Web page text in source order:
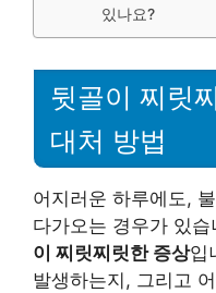
있나요?
뒷골이 찌릿
대처 방법
어지러운 하루에도,
다가오는 경우가 있
이 찌릿찌릿한 증상입
발생하는지, 그리고